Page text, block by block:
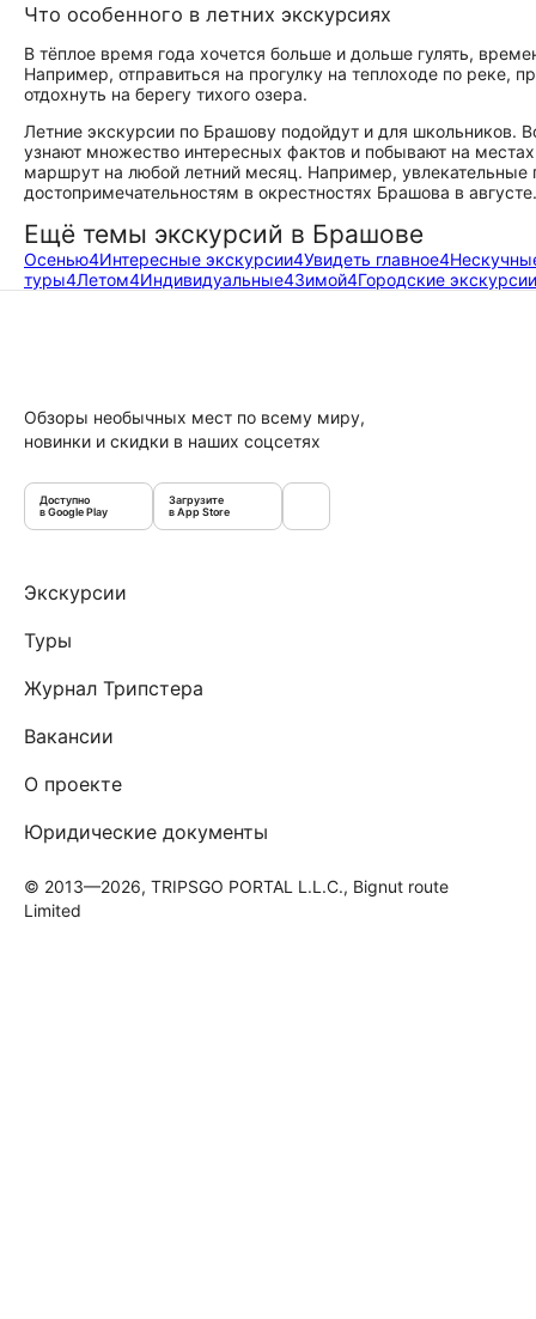
Что особенного в летних экскурсиях
В тёплое время года хочется больше и дольше гулять,
Например, отправиться на прогулку на теплоходе по реке,
отдохнуть на берегу тихого озера.
Летние экскурсии по Брашову подойдут и для школьников.
узнают множество интересных фактов и побывают на
маршрут на любой летний месяц. Например, увлекательные
достопримечательностям в окрестностях Брашова в августе.
Ещё темы экскурсий в Брашове
Осенью4Интересные экскурсии4Увидеть главное4
туры4Летом4Индивидуальные4Зимой4Городские экскурсии
Обзоры необычных мест по всему миру,
новинки и скидки в наших соцсетях
Доступно
в Google Play
Загрузите
в App Store
Экскурсии
Туры
Журнал Трипстера
Вакансии
О проекте
Юридические документы
© 2013—2026, TRIPSGO PORTAL L.L.C., Bignut route
Limited